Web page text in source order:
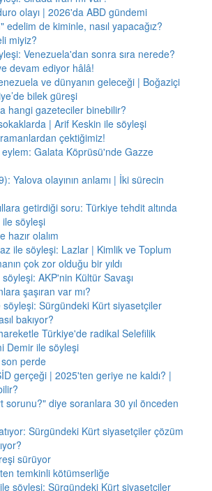
olayı | 2026'da ABD gündemi
edelim de kiminle, nasıl yapacağız?
miyiz?
Venezuela'dan sonra sıra nerede?
devam ediyor hâlâ!
ve dünyanın geleceği | Boğaziçi
bilek güreşi
hangi gazeteciler binebilir?
| Arif Keskin ile söyleşi
çektiğimiz!
Galata Köprüsü'nde Gazze
Yalova olayının anlamı | İki sürecin
getirdiği soru: Türkiye tehdit altında
ile söyleşi
hazır olalım
ile söyleşi: Lazlar | Kimlik ve Toplum
çok zor olduğu bir yıldı
AKP'nin Kültür Savaşı
şaşıran var mı?
Sürgündeki Kürt siyasetçiler
bakıyor?
Türkiye'de radikal Selefilik
Demir ile söyleşi
perde
gerçeği | 2025'ten geriye ne kaldı? |
sorunu?" diye soranlara 30 yıl önceden
Sürgündeki Kürt siyasetçiler çözüm
sürüyor
temkinli kötümserliğe
söyleşi: Sürgündeki Kürt siyasetçiler